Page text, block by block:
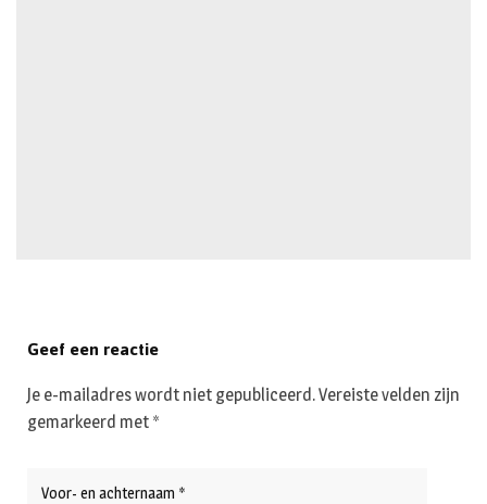
Geef een reactie
Je e-mailadres wordt niet gepubliceerd.Vereiste velden zijn
gemarkeerd met *